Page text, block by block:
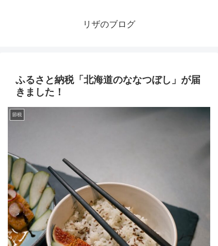
リザのブログ
ふるさと納税「北海道のななつぼし」が届
きました！
節税